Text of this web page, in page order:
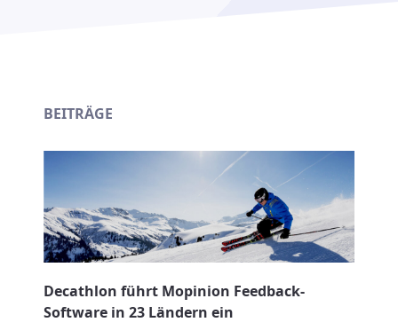
BEITRÄGE
Decathlon führt Mopinion Feedback-
Software in 23 Ländern ein